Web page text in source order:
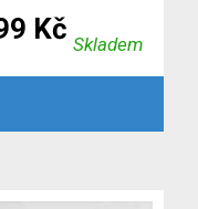
Kč
cena
Skladem